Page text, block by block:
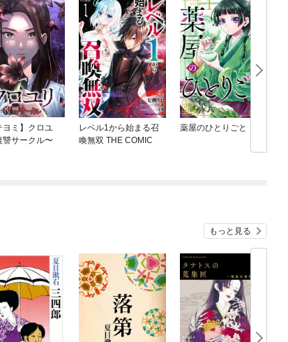
ヨミ】クロユ
讐サークル〜
レベル1から始まる召
喚無双 THE COMIC
薬屋のひとりごと
もっと見る